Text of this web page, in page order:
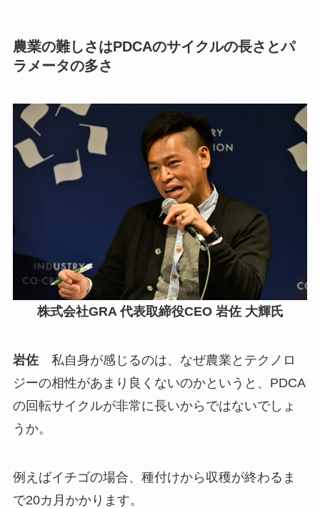
農業の難しさはPDCAのサイクルの長さとパ
ラメータの多さ
株式会社GRA 代表取締役CEO 岩佐 大輝氏
岩佐私自身が感じるのは、なぜ農業とテクノロ
ジーの相性があまり良くないのかというと、PDCA
の回転サイクルが非常に長いからではないでしょ
うか。
例えばイチゴの場合、種付けから収穫が終わるま
で20カ月かかります。